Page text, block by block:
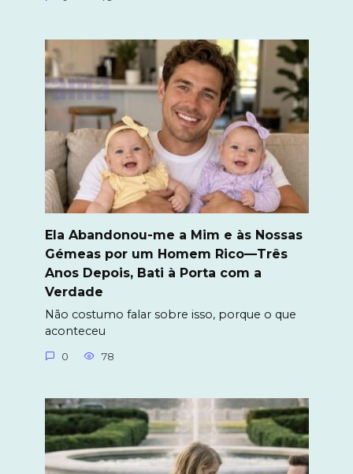
Ela Abandonou-me a Mim e às Nossas
Gémeas por um Homem Rico—Três
Anos Depois, Bati à Porta com a
Verdade
Não costumo falar sobre isso, porque o que
aconteceu
0 78